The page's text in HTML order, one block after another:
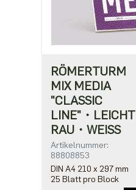
RÖMERTURM
MIX MEDIA
"CLASSIC
LINE"・LEICHT
RAU・WEISS
Artikelnummer:
88808853
DIN A4 210 x 297 mm
25 Blatt pro Block